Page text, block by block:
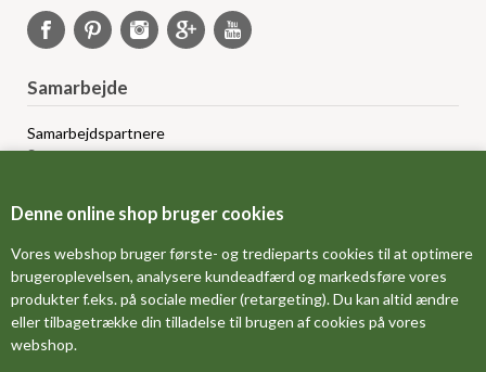
Denne online shop bruger cookies
Vores webshop bruger første- og tredieparts cookies til at optimere
brugeroplevelsen, analysere kundeadfærd og markedsføre vores
produkter f.eks. på sociale medier (retargeting). Du kan altid ændre
eller tilbagetrække din tilladelse til brugen af cookies på vores
webshop.
Samarbejde
Samarbejdspartnere
Sponsorprogram
Grossistsalg
FORSIDE
OM OS